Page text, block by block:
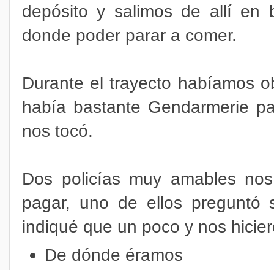
depósito y salimos de allí en
donde poder parar a comer.
Durante el trayecto habíamos
había bastante Gendarmerie
nos tocó.
Dos policías muy amables
pagar, uno de ellos preguntó
indiqué que un poco y nos
De dónde éramos